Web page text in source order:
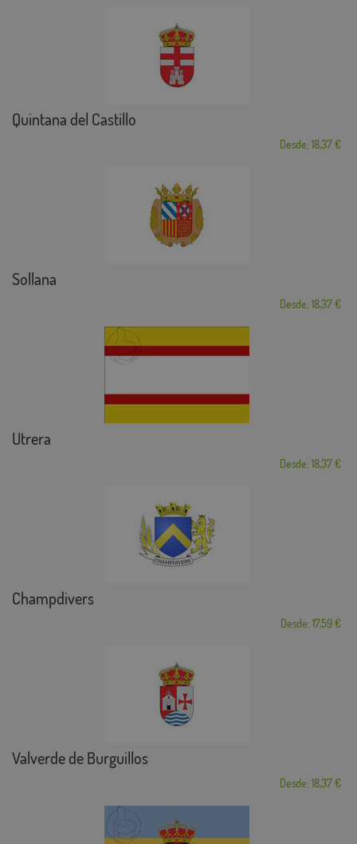
Quintana del Castillo
Desde: 18,37 €
Sollana
Desde: 18,37 €
Utrera
Desde: 18,37 €
Champdivers
Desde: 17,59 €
Valverde de Burguillos
Desde: 18,37 €